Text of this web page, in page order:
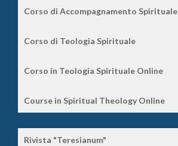
Corso di Accompagnamento Spirituale
Corso di Teologia Spirituale
Corso in Teologia Spirituale Online
Course in Spiritual Theology Online
Rivista "Teresianum"